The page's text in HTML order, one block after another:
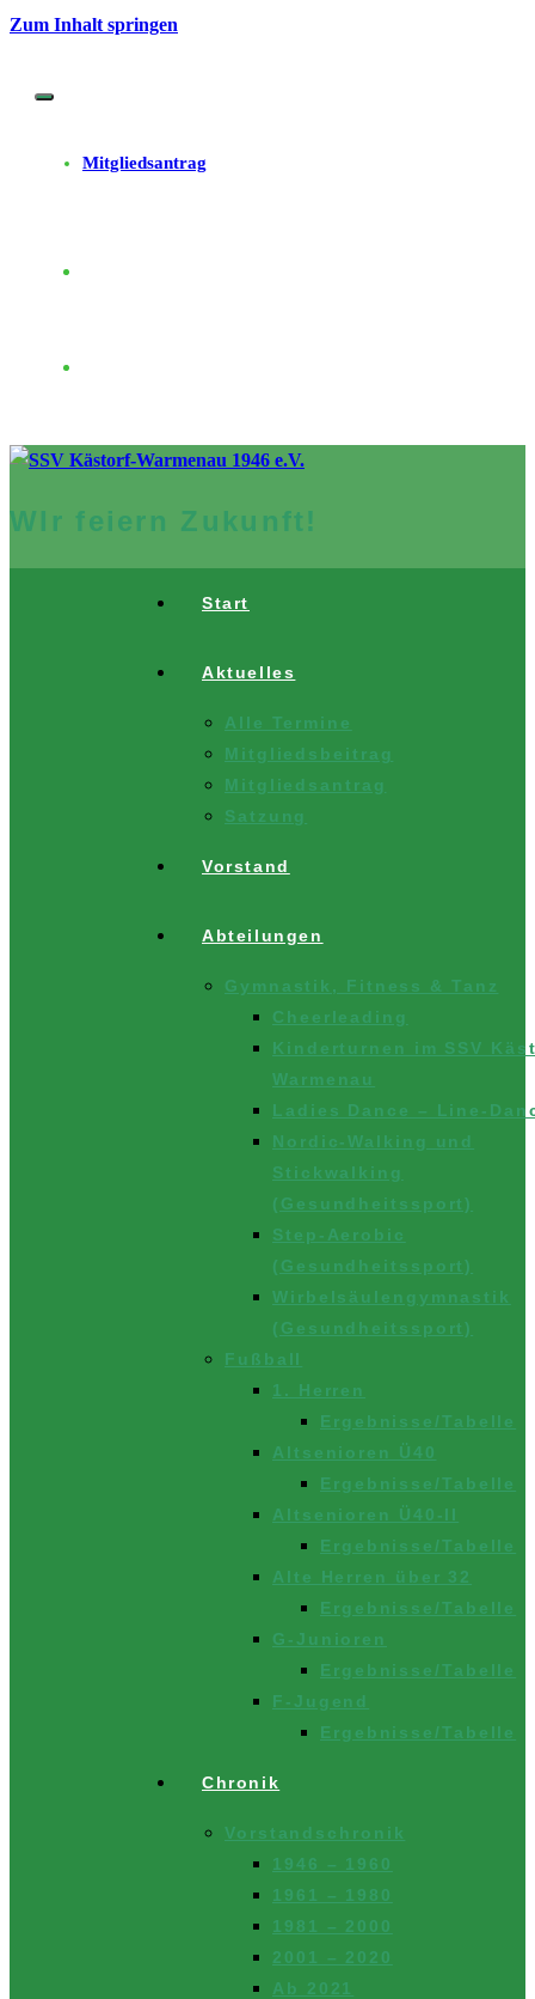
Zum Inhalt springen
Mitgliedsantrag
WIr feiern Zukunft!
Start
Aktuelles
Alle Termine
Mitgliedsbeitrag
Mitgliedsantrag
Satzung
Vorstand
Abteilungen
Gymnastik, Fitness & Tanz
Cheerleading
Kinderturnen im SSV
Warmenau
Ladies Dance – Line-
Nordic-Walking und
Stickwalking
(Gesundheitssport)
Step-Aerobic
(Gesundheitssport)
Wirbelsäulengymnastik
(Gesundheitssport)
Fußball
1. Herren
Ergebnisse/Tabelle
Altsenioren Ü40
Ergebnisse/Tabelle
Altsenioren Ü40-II
Ergebnisse/Tabelle
Alte Herren über 32
Ergebnisse/Tabelle
G-Junioren
Ergebnisse/Tabelle
F-Jugend
Ergebnisse/Tabelle
Chronik
Vorstandschronik
1946 – 1960
1961 – 1980
1981 – 2000
2001 – 2020
Ab 2021